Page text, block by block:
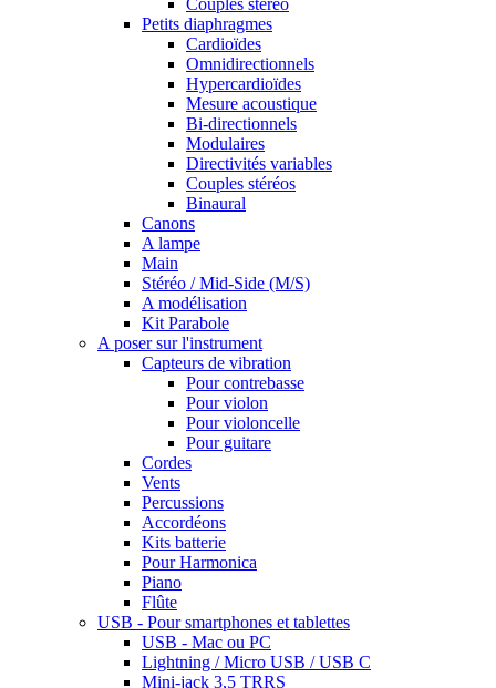
Couples stéréo
Petits diaphragmes
Cardioïdes
Omnidirectionnels
Hypercardioïdes
Mesure acoustique
Bi-directionnels
Modulaires
Directivités variables
Couples stéréos
Binaural
Canons
A lampe
Main
Stéréo / Mid-Side (M/S)
A modélisation
Kit Parabole
A poser sur l'instrument
Capteurs de vibration
Pour contrebasse
Pour violon
Pour violoncelle
Pour guitare
Cordes
Vents
Percussions
Accordéons
Kits batterie
Pour Harmonica
Piano
Flûte
USB - Pour smartphones et tablettes
USB - Mac ou PC
Lightning / Micro USB / USB C
Mini-jack 3,5 TRRS